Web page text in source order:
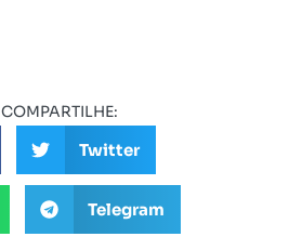
COMPARTILHE:
Twitter
Telegram